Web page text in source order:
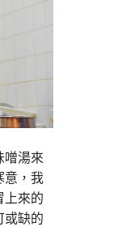
噌湯來
意，我
上來的
或缺的